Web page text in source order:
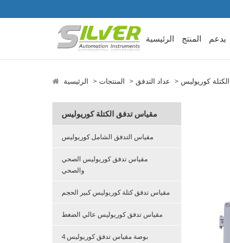
الرئيسية المنتج يدعم
الرئيسية المنتجات عداد التدفق كوريوليس
مقياس تدفق الكتلة كوريوليس
مقياس التدفق الشامل كوريوليس
مقياس تدفق كوريوليس الصحي
والصحي
مقياس تدفق كتلة كوريوليس كبير الحجم
مقياس تدفق كوريوليس عالي الضغط
4 بوصة مقياس تدفق كوريوليس